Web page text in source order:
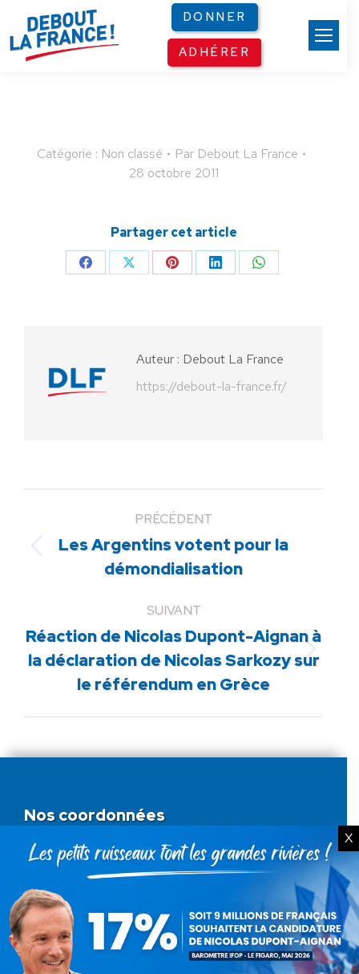
DONNER
ADHÉRER
Catégorie : Non classé Par Debout La France
28 octobre 2011
Partager cet article
PartagerPartagerPartagerPartagerPartager
Auteur : Debout La France
https://debout-la-france.fr/
PRÉCÉDENT
Article
précédent
Les Argentins votent pour la
démondialisation
SUIVANT
Article
:
Réaction de Nicolas Dupont-Aignan à
la déclaration de Nicolas Sarkozy sur
le référendum en Grèce
Nos coordonnées
Nous écrire
BP 80479
75327 Paris Cedex 07
Nous joindre
01.84.16.02.24
X
Panneau de gestion des cookies